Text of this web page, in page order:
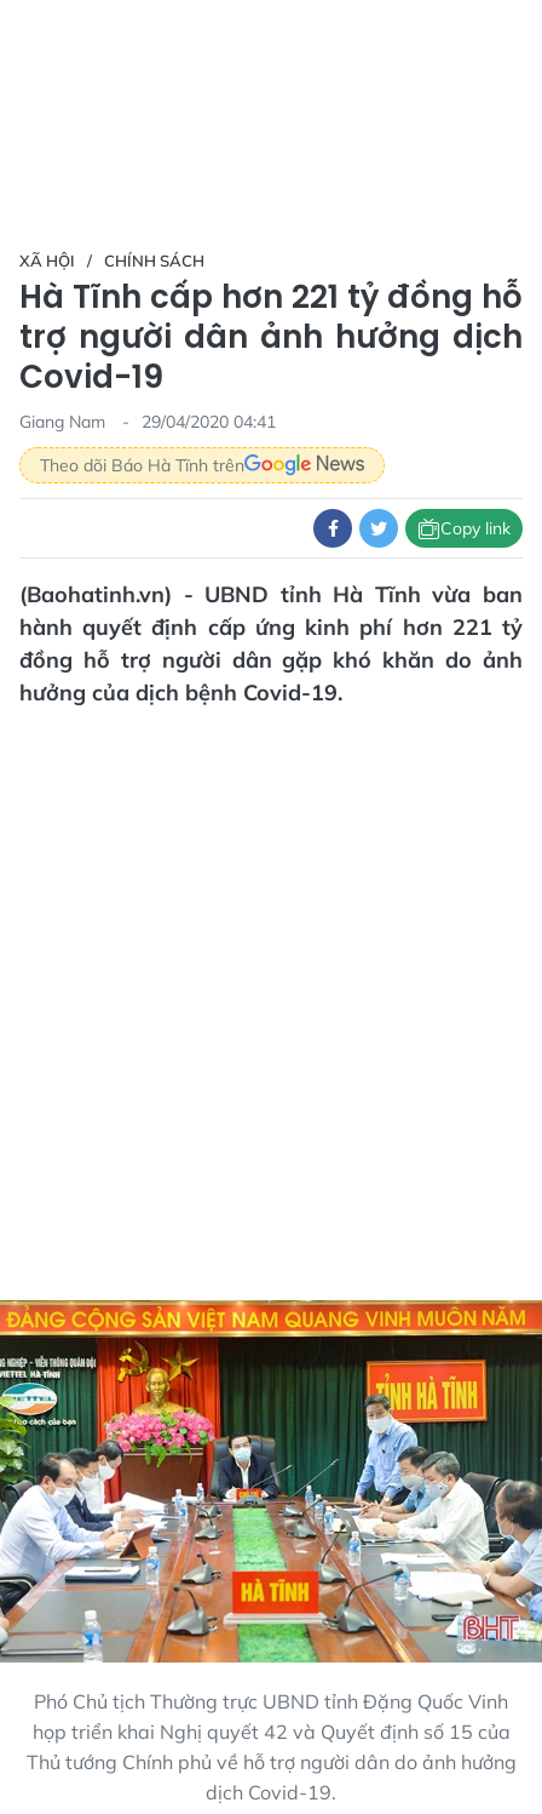
XÃ HỘI CHÍNH SÁCH
Hà Tĩnh cấp hơn 221 tỷ đồng hỗ
trợ người dân ảnh hưởng dịch
Covid-19
Giang Nam
29/04/2020 04:41
Theo dõi Báo Hà Tĩnh trên
Copy link
(Baohatinh.vn) - UBND tỉnh Hà Tĩnh vừa ban
hành quyết định cấp ứng kinh phí hơn 221 tỷ
đồng hỗ trợ người dân gặp khó khăn do ảnh
hưởng của dịch bệnh Covid-19.
Phó Chủ tịch Thường trực UBND tỉnh Đặng Quốc Vinh
họp triển khai Nghị quyết 42 và Quyết định số 15 của
Thủ tướng Chính phủ về hỗ trợ người dân do ảnh hưởng
dịch Covid-19.